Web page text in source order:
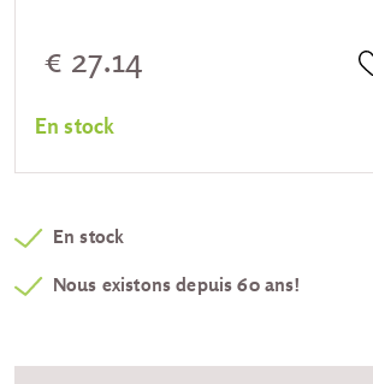
€ 27.14
En stock
En stock
Nous existons depuis 60 ans!